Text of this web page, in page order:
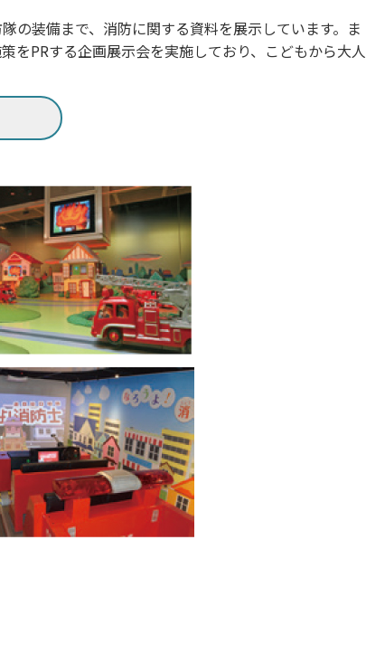
の装備まで、消防に関する資料を展示しています。ま
をPRする企画展示会を実施しており、こどもから大人